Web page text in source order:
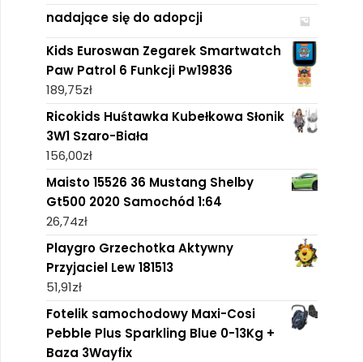
nadające się do adopcji
Kids Euroswan Zegarek Smartwatch
Paw Patrol 6 Funkcji Pw19836
189,75zł
Ricokids Huśtawka Kubełkowa Słonik
3W1 Szaro-Biała
156,00zł
Maisto 15526 36 Mustang Shelby
Gt500 2020 Samochód 1:64
26,74zł
Playgro Grzechotka Aktywny
Przyjaciel Lew 181513
51,91zł
Fotelik samochodowy Maxi-Cosi
Pebble Plus Sparkling Blue 0-13Kg +
Baza 3Wayfix